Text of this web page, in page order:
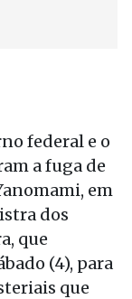
federal e o
a fuga de
em
dos
que
(4), para
que